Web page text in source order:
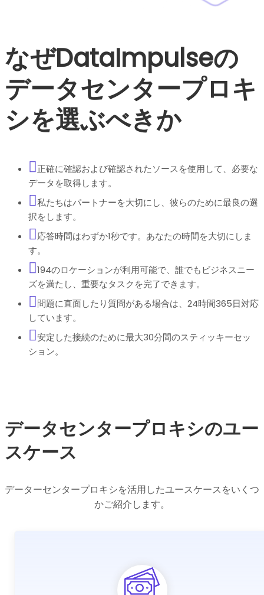
なぜDataImpulseの
データセンタープロキ
シを選ぶべきか
正確に確認および確認されたソースを使用して、必要な
データを取得します。
私たちはパートナーを大切にし、彼らのために最良の選
択をします。
応答時間はわずか1秒です。あなたの時間を大切にしま
す。
194のロケーションが利用可能で、誰でもビジネスニー
ズを満たし、重要なタスクを完了できます。
問題に直面したり質問がある場合は、24時間365日対応
しています。
安定した接続のために最大30分間のスティッキーセッ
ション。
データセンタープロキシのユー
スケース
データーセンタープロキシを活用したユースケースをいくつ
かご紹介します。